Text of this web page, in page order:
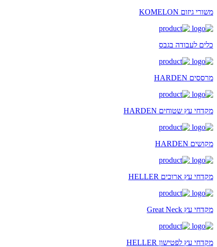
משורי גיזום KOMELON
כלים לעבודה בגבס
מרססים HARDEN
מקדחי עץ שטוחים HARDEN
מקושים HARDEN
מקדחי עץ ארוכים HELLER
מקדחי עץ Great Neck
מקדחי עץ לפטישון HELLER